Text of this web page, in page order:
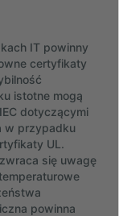
IT powinny
certyfikaty
istotne mogą
dotyczącymi
w przypadku
UL.
się uwagę
powinna